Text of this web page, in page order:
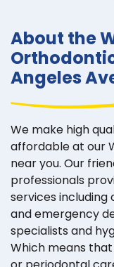
About the
Angeles
We make high
affordable at our
near you. Our
professionals
services
and emergency
specialists and
Which means